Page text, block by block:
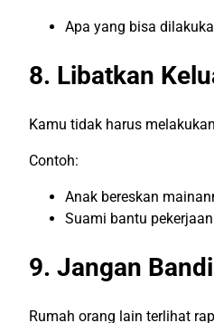
Apa yang bisa
8. Libatkan
Kamu tidak harus
Contoh:
Anak bereskan
Suami bantu
9. Jangan
Rumah orang lain terlihat